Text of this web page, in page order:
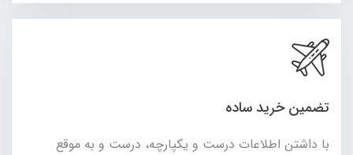
تضمین خرید ساده
با داشتن اطلاعات درست و یکپارچه، درست و به موقع